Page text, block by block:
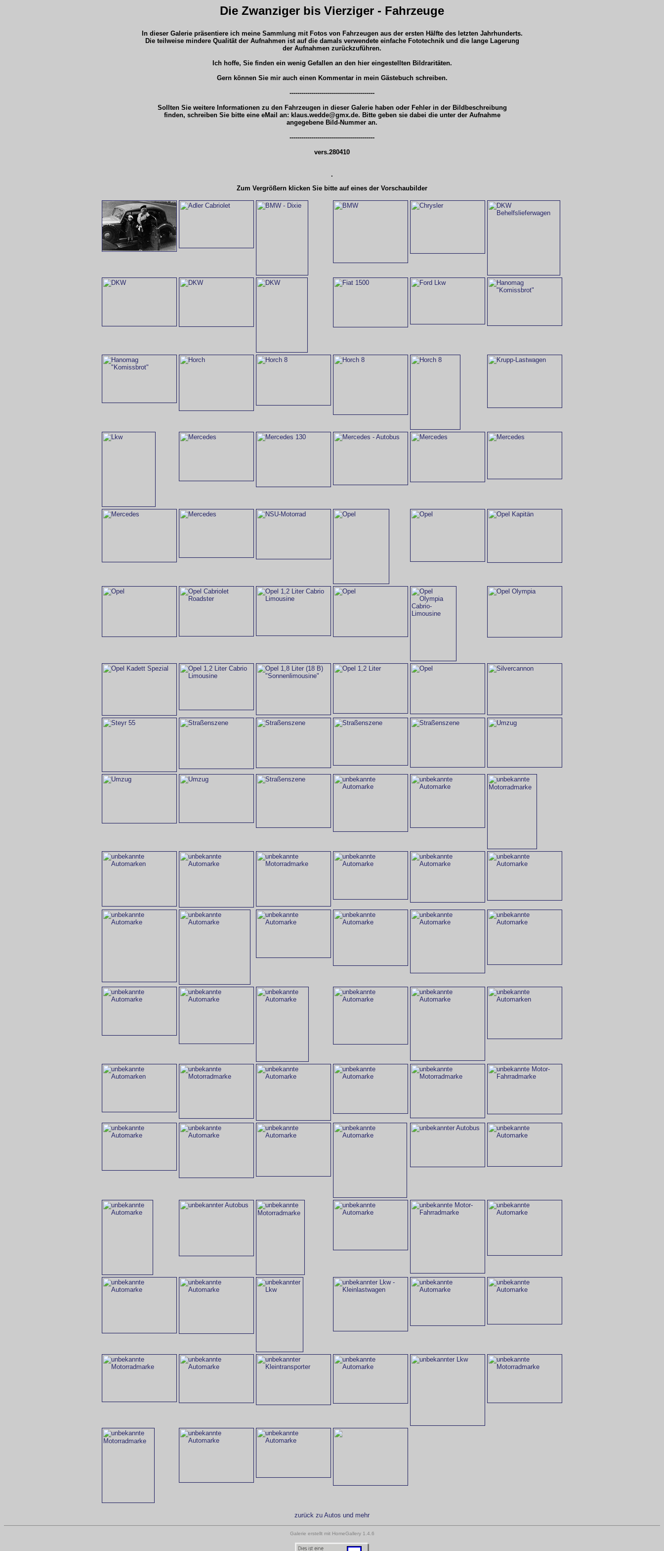
Die Zwanziger bis Vierziger - Fahrzeuge
In dieser Galerie präsentiere ich meine Sammlung mit Fotos von Fahrzeugen aus der ersten Hälfte des letzten Jahrhunderts.
Die teilweise mindere Qualität der Aufnahmen ist auf die damals verwendete einfache Fototechnik und die lange Lagerung
der Aufnahmen zurückzuführen.
Ich hoffe, Sie finden ein wenig Gefallen an den hier eingestellten Bildraritäten.
Gern können Sie mir auch einen Kommentar in mein Gästebuch schreiben.
-------------------------------------------
Sollten Sie weitere Informationen zu den Fahrzeugen in dieser Galerie haben oder Fehler in der Bildbeschreibung
finden, schreiben Sie bitte eine eMail an: klaus.wedde@gmx.de. Bitte geben sie dabei die unter der Aufnahme
angegebene Bild-Nummer an.
-------------------------------------------
vers.280410
.
Zum Vergrößern klicken Sie bitte auf eines der Vorschaubilder
zurück zu Autos und mehr
Galerie erstellt mit HomeGallery 1.4.6